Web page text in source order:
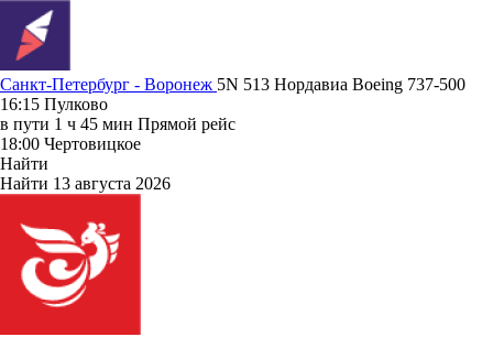
Санкт-Петербург - Воронеж 5N 513 Нордавиа Boeing 737-500
16:15 Пулково
в пути 1 ч 45 мин Прямой рейс
18:00 Чертовицкое
Найти
Найти 13 августа 2026